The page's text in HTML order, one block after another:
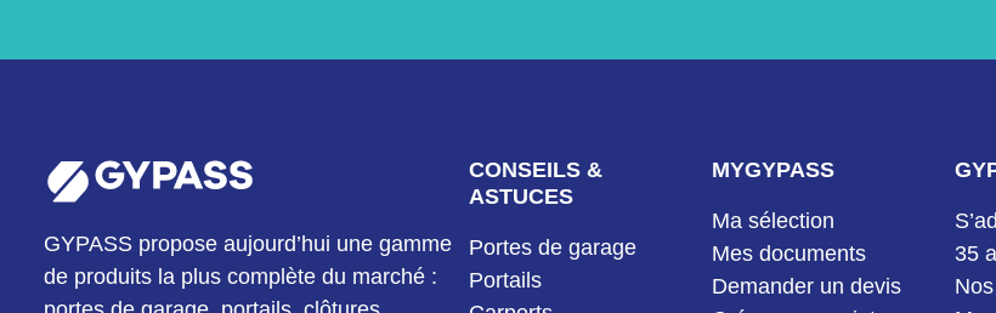
GYPASS propose aujourd’hui une gamme
de produits la plus complète du marché :
CONSEILS &
ASTUCES
Portes de garage
Portails
MYGYPASS
Ma sélection
Mes documents
Demander un devis
35